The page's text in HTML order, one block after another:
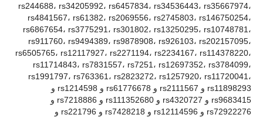
rs244688، rs34205992، rs6457834، rs34536443، rs35667974،
rs4841567، rs61382، rs2069556، rs2745803، rs146750254،
rs6867654، rs3775291، rs301802، rs13250295، rs10748781،
rs911760، rs9494389، rs9878908، rs926103، rs202157095،
rs6505765، rs12117927، rs2271194، rs2234167، rs114378220،
rs11714843، rs7831557، rs7251، rs12697352، rs3784099،
rs1991797، rs763361، rs2823272، rs1257920، rs11720041،
rs11898293 و rs2111567 و rs61776678 و rs1214598 و
rs9683415 و rs4320727 و rs111352680 و rs7218886 و
rs72922276 و rs12114596 و rs7428218 و rs221796 و